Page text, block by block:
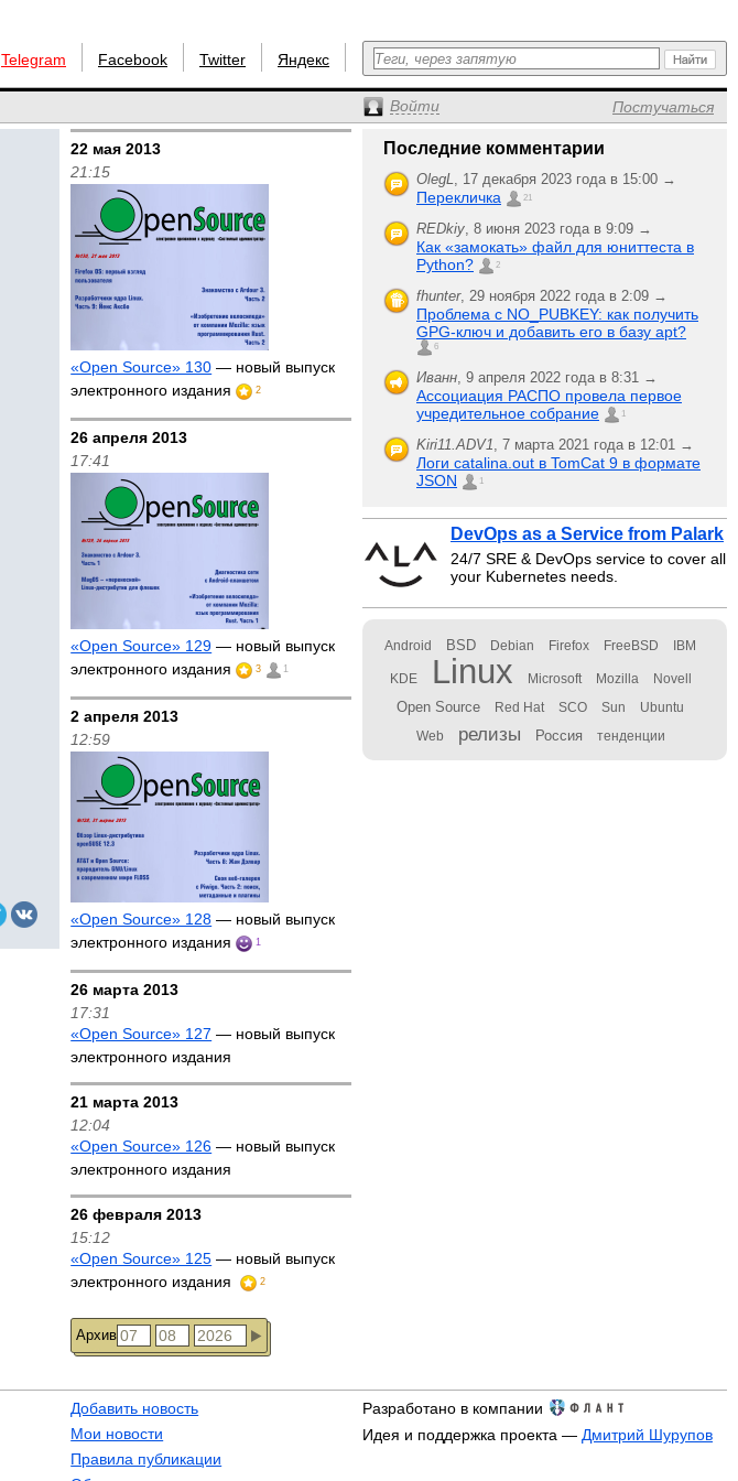
Telegram Facebook Twitter Яндекс
Войти Постучаться
22 мая 2013
21:15
«Open Source» 130 — новый выпуск
электронного издания
2
26 апреля 2013
17:41
«Open Source» 129 — новый выпуск
электронного издания
3 1
2 апреля 2013
12:59
«Open Source» 128 — новый выпуск
электронного издания
1
26 марта 2013
17:31
«Open Source» 127 — новый выпуск
электронного издания
21 марта 2013
12:04
«Open Source» 126 — новый выпуск
электронного издания
26 февраля 2013
15:12
«Open Source» 125 — новый выпуск
электронного издания
2
Архив
Последние комментарии
OlegL, 17 декабря 2023 года в 15:00 →
Перекличка 21
REDkiy, 8 июня 2023 года в 9:09 →
Как «замокать» файл для юниттеста в
Python?
2
fhunter, 29 ноября 2022 года в 2:09 →
Проблема с NO_PUBKEY: как получить
GPG-ключ и добавить его в базу apt?
6
Иванн, 9 апреля 2022 года в 8:31 →
Ассоциация РАСПО провела первое
учредительное собрание
1
Kiri11.ADV1, 7 марта 2021 года в 12:01 →
Логи catalina.out в TomCat 9 в формате
JSON
1
DevOps as a Service from Palark
24/7 SRE & DevOps service to cover all
your Kubernetes needs.
Android BSD Debian Firefox FreeBSD IBM
KDE Linux Microsoft Mozilla Novell
Open Source Red Hat SCO Sun Ubuntu
Web релизы Россия тенденции
Добавить новость
Мои новости
Правила публикации
Разработано в компании
Идея и поддержка проекта — Дмитрий Шурупов